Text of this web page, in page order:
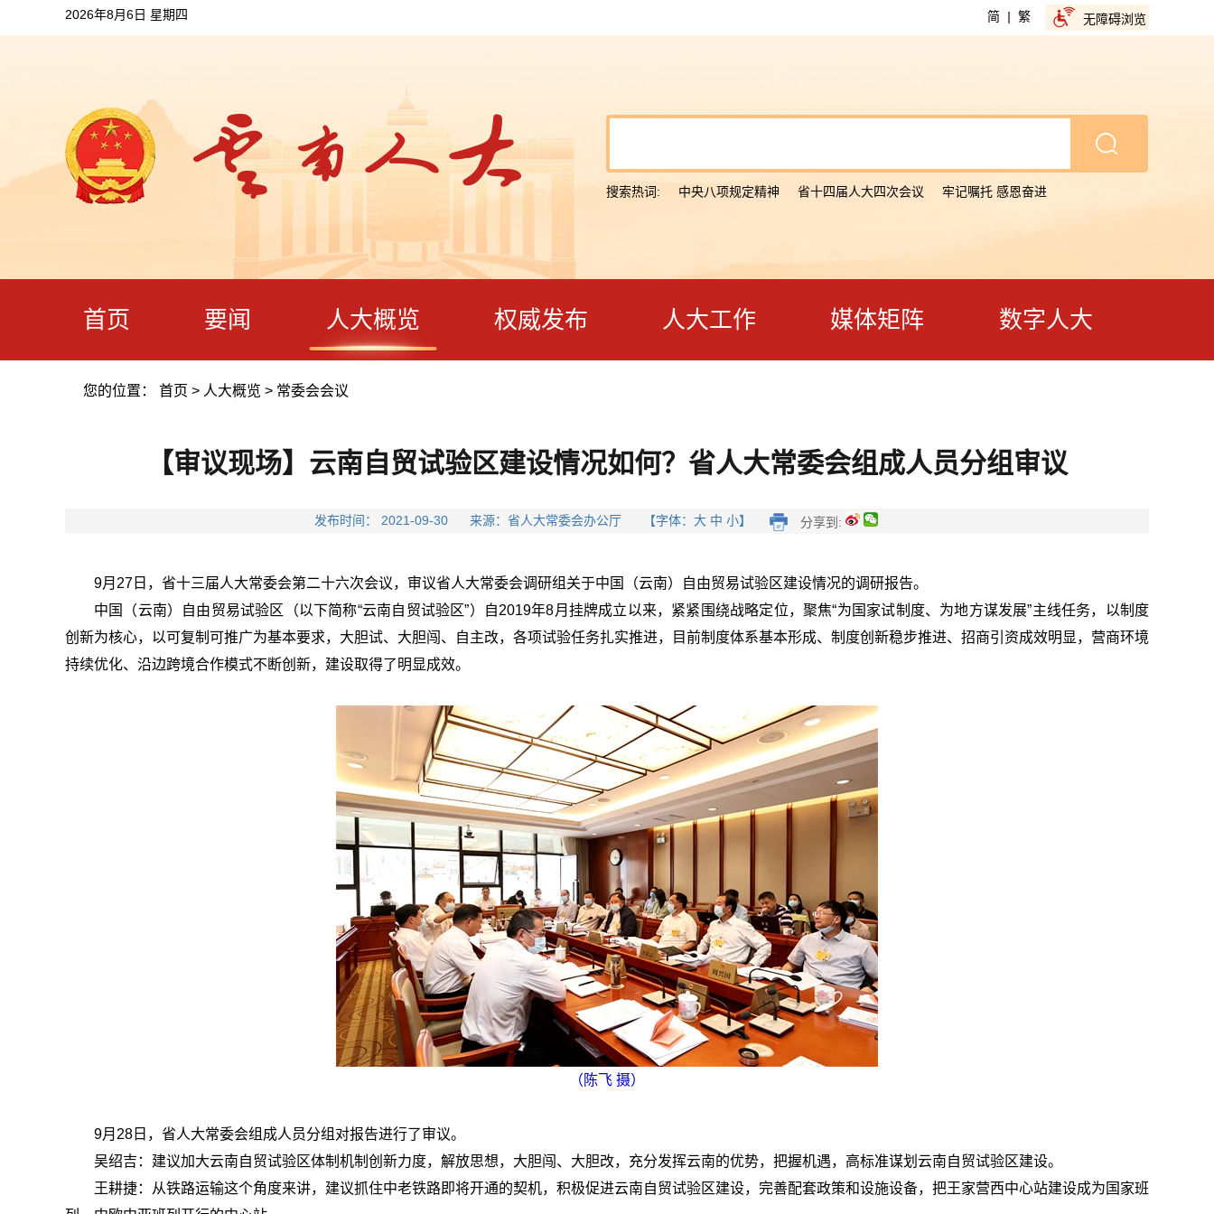
2026年8月6日 星期四 简 | 繁 无障碍浏览
搜索热词: 中央八项规定精神 省十四届人大四次会议 牢记嘱托 感恩奋进
首页 要闻 人大概览 权威发布 人大工作 媒体矩阵 数字人大
您的位置： 首页 > 人大概览 > 常委会会议
【审议现场】云南自贸试验区建设情况如何？省人大常委会组成人员分组审议
发布时间： 2021-09-30 来源：省人大常委会办公厅 【字体：大 中 小】 分享到:
9月27日， 省十三届人大常委会第二十六次会议， 审议省人大常委会调研组 关于中国（云南）自由贸易试验区建设情况的调研报告。
中国（云南）自由贸易试验区（以下简称“云南自贸试验区”）自2019年8月挂牌成立以来，紧紧围绕战略定位，聚焦“为国家试制度、为地方谋发展”主线任务，以制度
创新为核心，以可复制可推广为基本要求，大胆试、大胆闯、自主改，各项试验任务扎实推进，目前制度体系基本形成、制度创新稳步推进、招商引资成效明显，营商环境
持续优化、沿边跨境合作模式不断创新，建设取得了明显成效。
（陈飞 摄）
9月28日， 省人大常委会组成人员分组对报告进行了审议。
吴绍吉： 建议加大云南自贸试验区体制机制创新力度，解放思想，大胆闯、大胆改，充分发挥云南的优势，把握机遇，高标准谋划云南自贸试验区建设。
王耕捷：
从铁路运输这个角度来讲，建议抓住中老铁路即将开通的契机，积极促进云南自贸试验区建设，完善配套政策和设施设备，把王家营西中心站建设成为国家班